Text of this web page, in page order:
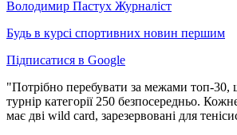
Володимир Пастух Журналіст
Будь в курсі спортивних новин першим
Підписатися в Google
"Потрібно перебувати за межами топ-30,
турнір категорії 250 безпосередньо.
має дві wild card, зарезервовані для